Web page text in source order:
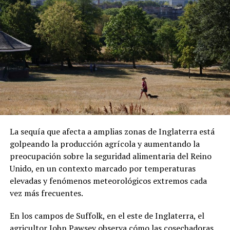
ADVERTISEMENT
Sánchez también denunció que los migrantes fueron
presionados para abordar el vuelo. Las declaraciones
confirmadas de manera independiente.
Una vez en República Centroafricana, las autoridades
locales les comunicaron que podrían permanecer
temporalmente en el país bajo un visado. Sin embargo,
Sánchez aseguró que existen restricciones para
La sequía que afecta a amplias zonas de Inglaterra está
golpeando la producción agrícola y aumentando la
preocupación sobre la seguridad alimentaria del Reino
Unido, en un contexto marcado por temperaturas
elevadas y fenómenos meteorológicos extremos cada
vez más frecuentes.
En los campos de Suffolk, en el este de Inglaterra, el